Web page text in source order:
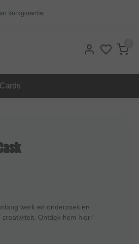
kurkgarantie
werk en onderzoek en
Ontdek hem hier!